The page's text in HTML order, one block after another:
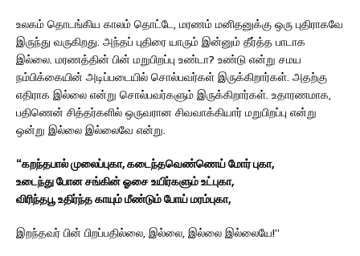
உலகம் தொடங்கிய காலம் தொட்டே, மரணம் மனிதனுக்கு ஒரு புதிராகவே
இருந்து வருகிறது. அந்தப் புதிரை யாரும் இன்னும் தீர்த்த பாடாக
இல்லை. மரணத்தின் பின் மறுபிறப்பு உண்டா? உண்டு என்று சமய
நம்பிக்கையின் அடிப்படையில் சொல்பவர்கள் இருக்கிறார்கள். அதற்கு
எதிராக இல்லை என்று சொல்பவர்களும் இருக்கிறார்கள். உதாரணமாக,
பதிணென் சித்தர்களில் ஒருவரான சிவவாக்கியார் மறுபிறப்பு என்று
ஒன்று இல்லை இல்லைவே என்று.
“கறந்தபால் முலைப்புகா, கடைந்தவெண்ணெய் மோர் புகா,
உடைந்து போன சங்கின் ஓசை உயிர்களும் உட்புகா,
விரிந்தபூ உதிர்ந்த காயும் மீண்டும் போய் மரம்புகா,
இறந்தவர் பின் பிறப்பதில்லை, இல்லை, இல்லை இல்லையே!”